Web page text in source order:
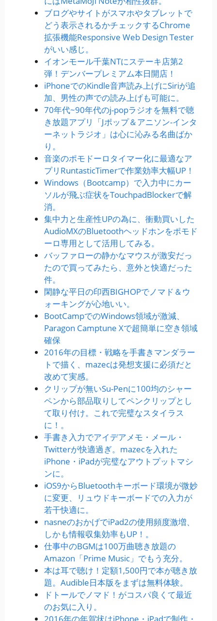
ブログやサイトがスマホやタブレットで
どう表示されるかチェックするChrome
拡張機能Responsive Web Design Tester
がいい感じ。
イオンモール千葉NTにステーキ店第2
弾！デンバープレミアム本日開店！
iPhoneでのKindle音声読み上げにSiriが追
加、男性の声での読み上げも可能に。
70年代~90年代のj-popラジオを無料で聴
き放題アプリ「Jポップ＆アニソン-インタ
ーネットラジオ」は心に沁みる名曲ばか
り。
音楽のポモドーロタイマー化に最適なア
プリRuntasticTimerで作業効率大幅UP！
Windows（Bootcamp）で入力中にカー
ソルが飛ぶ症状をTouchpadBlockerで解
消。
集中力と生産性UPの為に、衝動買いした
AudioMXのBluetoothヘッドホンをポモド
ーロ専用として活用してみる。
バッファローの静かなマウスが激安だっ
たので買ってみたら、意外と快適だった
件。
閑静な平日の印西BIGHOPでノマド＆ウ
ォーキングが心地いい。
BootCampでのWindows領域が激減、
Paragon Camptune Xで超簡単に空き領域
確保
2016年の目標・戦略を手書きマンダラー
トで描く、mazecは発想支援に必須だと
改めて実感。
クリップが無いSu-Penに100均のシャー
ペンから部品取りしてペンクリップとし
て取り付け。これで完璧なスタイラス
に！。
手書き入力でアイデアメモ・メール・
Twitterが快適過ぎ。mazecを入れた
iPhone・iPadが完璧なアウトプットマシ
ンに。
iOS9からBluetoothキーボード環境が微妙
に変更、リュウドキーボードでの入力が
若干快適に。
nasneのおかげでiPad2の使用頻度激増、
しかも情報収集効率もUP！。
仕事中のBGMは100万曲聴き放題の
Amazon「Prime Music」でもう充分。
本は耳で聴け！定額1,500円で本が聴き放
題。Audible日本版をまずは無料体験。
ドトールでノマド！がコスパ良くて最近
のお気に入り。